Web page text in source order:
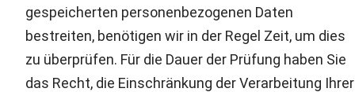
gespeicherten personenbezogenen Daten
bestreiten, benötigen wir in der Regel Zeit, um dies
zu überprüfen. Für die Dauer der Prüfung haben Sie
das Recht, die Einschränkung der Verarbeitung Ihrer